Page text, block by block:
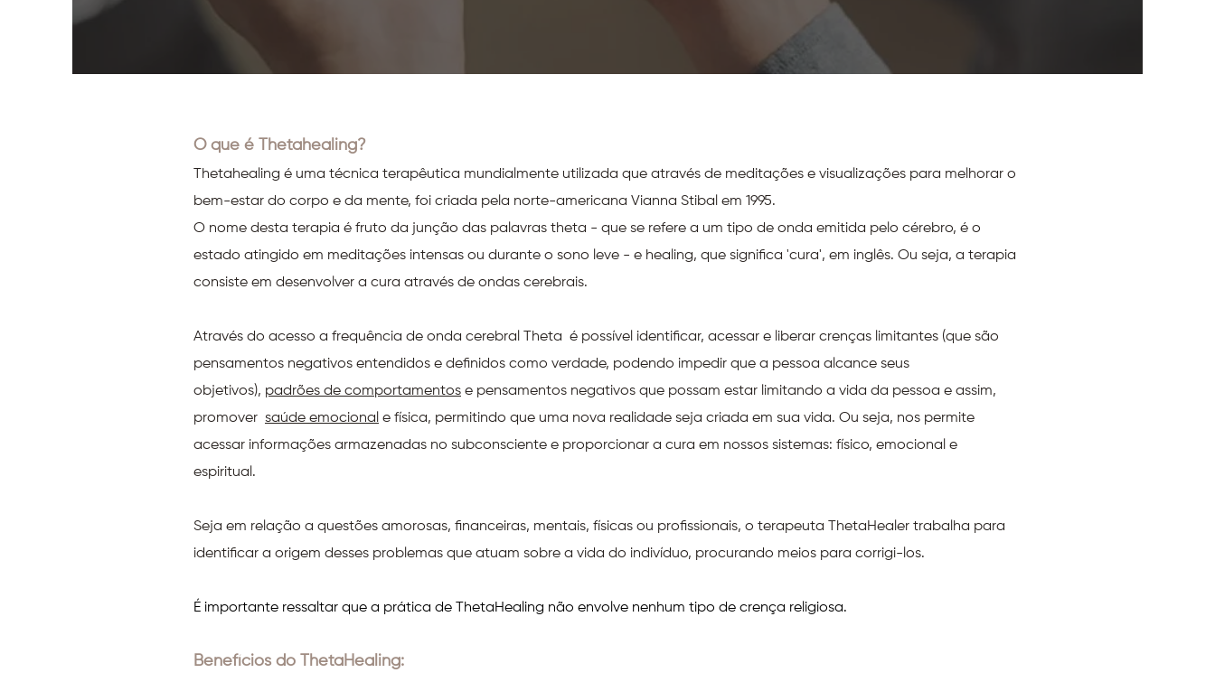
O que é Thetahealing?
Thetahealing é uma técnica terapêutica mundialmente utilizada que através de meditações e visualizações para melhorar o
bem-estar do corpo e da mente, foi criada pela norte-americana Vianna Stibal em 1995.
O nome desta terapia é fruto da junção das palavras theta - que se refere a um tipo de onda emitida pelo cérebro, é o
estado atingido em meditações intensas ou durante o sono leve - e healing, que significa 'cura', em inglês. Ou seja, a terapia
consiste em desenvolver a cura através de ondas cerebrais.
Através do acesso a frequência de onda cerebral Theta é possível identificar, acessar e liberar crenças limitantes (que são
pensamentos negativos entendidos e definidos como verdade, podendo impedir que a pessoa alcance seus
objetivos), padrões de comportamentos e pensamentos negativos que possam estar limitando a vida da pessoa e assim,
promover saúde emocional e física, permitindo que uma nova realidade seja criada em sua vida. Ou seja, nos permite
acessar informações armazenadas no subconsciente e proporcionar a cura em nossos sistemas: físico, emocional e
espiritual.
Seja em relação a questões amorosas, financeiras, mentais, físicas ou profissionais, o terapeuta ThetaHealer trabalha para
identificar a origem desses problemas que atuam sobre a vida do indivíduo, procurando meios para corrigi-los.
É importante ressaltar que a prática de ThetaHealing não envolve nenhum tipo de crença religiosa.
Benefícios do ThetaHealing: